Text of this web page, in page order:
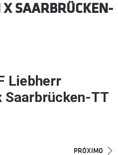
X SAARBRÜCKEN-
Liebherr
Saarbrücken-TT
PRÓXIMO